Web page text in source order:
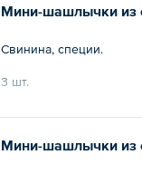
Мини-шашлычки из
Свинина, специи.
3 шт.
Общий вес – 180 г
Мини-шашлычки из